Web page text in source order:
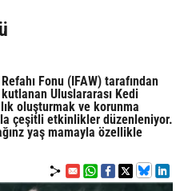
Fonu (IFAW) tarafından
Uluslararası Kedi
oluşturmak ve korunma
çeşitli etkinlikler düzenleniyor.
yaş mamayla özellikle